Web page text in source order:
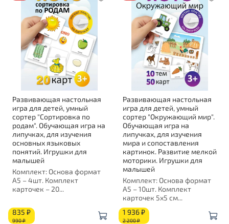
Развивающая настольная
игра для детей, умный
сортер "Сортировка по
родам". Обучающая игра на
липучках, для изучения
основных языковых
понятий. Игрушки для
малышей
Комплект: Основа формат
А5 – 4шт. Комплект
карточек – 20...
835 ₽
990 ₽
Развивающая настольная
игра для детей, умный
сортер "Окружающий мир".
Обучающая игра на
липучках, для изучения
мира и сопоставления
картинок. Развитие мелкой
моторики. Игрушки для
малышей
Комплект: Основа формат
А5 – 10шт. Комплект
карточек 5х5 см...
1 936 ₽
2 200 ₽